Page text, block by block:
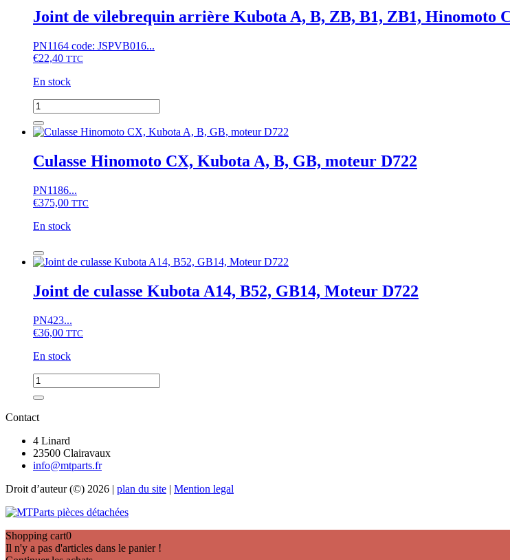
Kubota
A13,
Moteur
D662...
Joint de vilebrequin arrière Kubota A, B, ZB, B1, ZB1, Hinomoto
PN1164 code: JSPVB016...
€22,40 TTC
En stock
quantité
de
Joint
vilebrequin
arrière
A,
B,
B1,
Hinomoto
CX,
Moteurs
D,
Z
(83x68x10)
Culasse Hinomoto CX, Kubota A, B, GB, moteur D722
PN1186...
€375,00 TTC
En stock
quantité
de
Hinomoto
CX,
A,
B,
moteur
D722
Joint de culasse Kubota A14, B52, GB14, Moteur D722
PN423...
€36,00 TTC
En stock
quantité
de
Joint
de
Kubota
A14,
B52,
Moteur
Contact
4 Linard
23500 Clairavaux
info@mtparts.fr
Droit d’auteur (©) 2026 | plan du site | Mention legal
Shopping cart0
Il n'y a pas d'articles dans le panier !